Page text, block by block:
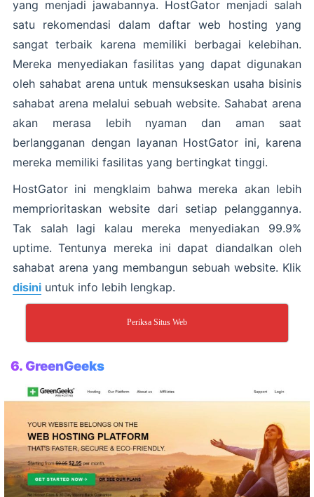
yang menjadi jawabannya. HostGator menjadi salah
satu rekomendasi dalam daftar web hosting yang
sangat terbaik karena memiliki berbagai kelebihan.
Mereka menyediakan fasilitas yang dapat digunakan
oleh sahabat arena untuk mensukseskan usaha bisinis
sahabat arena melalui sebuah website. Sahabat arena
akan merasa lebih nyaman dan aman saat
berlangganan dengan layanan HostGator ini, karena
mereka memiliki fasilitas yang bertingkat tinggi.
HostGator ini mengklaim bahwa mereka akan lebih
memprioritaskan website dari setiap pelanggannya.
Tak salah lagi kalau mereka menyediakan 99.9%
uptime. Tentunya mereka ini dapat diandalkan oleh
sahabat arena yang membangun sebuah website. Klik
disini untuk info lebih lengkap.
Periksa Situs Web
6. GreenGeeks